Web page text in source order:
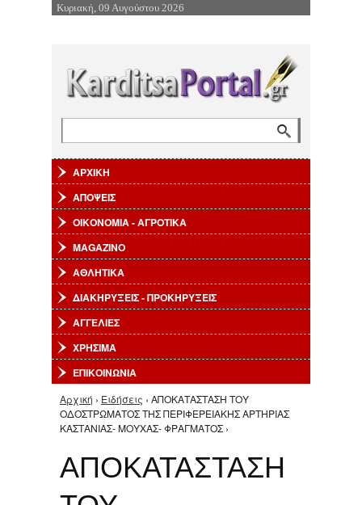
Επιστροφή στην Πλοήγηση
Κυριακή, 09 Αυγούστου 2026
ΑΡΧΙΚΗ
ΑΠΟΨΕΙΣ
ΟΙΚΟΝΟΜΙΑ - ΑΓΡΟΤΙΚΑ
MAGAZINO
ΑΘΛΗΤΙΚΑ
ΔΙΑΚΗΡΥΞΕΙΣ - ΠΡΟΚΗΡΥΞΕΙΣ
ΑΓΓΕΛΙΕΣ
ΧΡΗΣΙΜΑ
ΕΠΙΚΟΙΝΩΝΙΑ
Είστε εδώ
Αρχική › Ειδήσεις › ΑΠΟΚΑΤΑΣΤΑΣΗ ΤΟΥ
ΟΔΟΣΤΡΩΜΑΤΟΣ ΤΗΣ ΠΕΡΙΦΕΡΕΙΑΚΗΣ ΑΡΤΗΡΙΑΣ
ΚΑΣΤΑΝΙΑΣ- ΜΟΥΧΑΣ- ΦΡΑΓΜΑΤΟΣ ›
ΑΠΟΚΑΤΑΣΤΑΣΗ